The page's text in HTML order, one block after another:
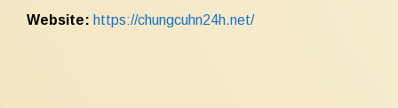
Website: https://chungcuhn24h.net/